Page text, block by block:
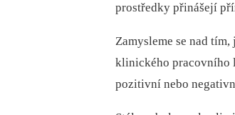
prostředky přinášejí
Zamysleme se nad
klinického pracovního
pozitivní nebo